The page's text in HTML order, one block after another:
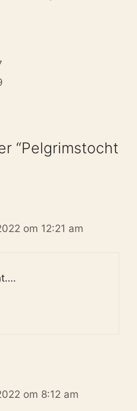
“Pelgrimstocht
om 12:21 am
om 8:12 am